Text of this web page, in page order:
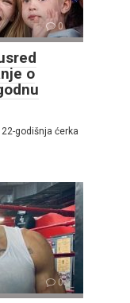
0
o
godišnja ćerka
0